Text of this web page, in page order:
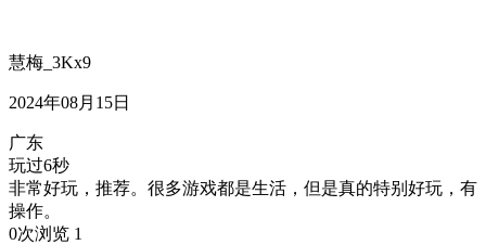
慧梅_3Kx9
2024年08月15日
广东
玩过6秒
非常好玩，推荐。很多游戏都是生活，但是真的特别好玩，有
操作。
0次浏览 1